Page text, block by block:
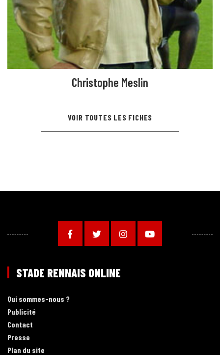
Christophe Meslin
VOIR TOUTES LES FICHES
STADE RENNAIS ONLINE
Qui sommes-nous ?
Publicité
Contact
Presse
Plan du site